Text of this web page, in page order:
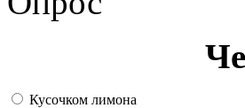
Кусочком лимона